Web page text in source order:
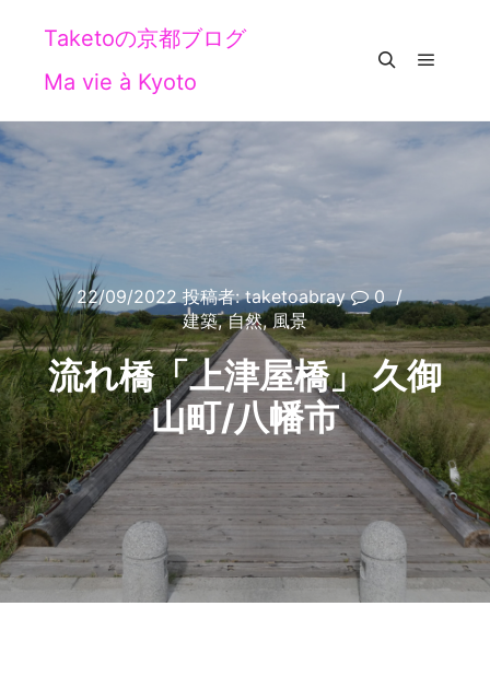
Taketoの京都ブログ
Ma vie à Kyoto
22/09/2022投稿者:taketoabray
0
建築,自然,風景
流れ橋「上津屋橋」 久御
山町/八幡市